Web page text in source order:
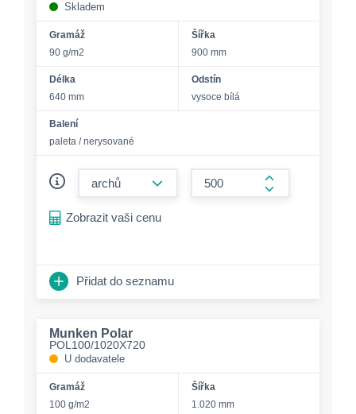
Skladem
Gramáž
90 g/m2
Šířka
900 mm
Délka
640 mm
Odstín
vysoce bílá
Balení
paleta / nerysované
form.increase-
Zobrazit vaši cenu
Přidat do seznamu
Munken Polar
POL100/1020X720
U dodavatele
Gramáž
100 g/m2
Šířka
1.020 mm